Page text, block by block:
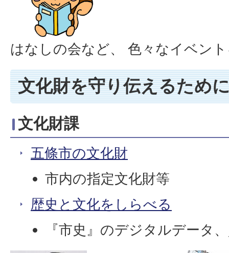
はなしの会など、 色々なイベン
文化財を守り伝えるため
文化財課
五條市の文化財
市内の指定文化財等
歴史と文化をしらべる
『市史』のデジタルデータ